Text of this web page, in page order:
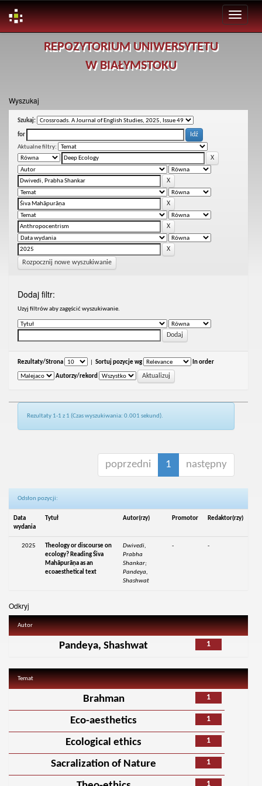
REPOZYTORIUM UNIWERSYTETU
W BIAŁYMSTOKU
Wyszukaj
Szukaj:
for
Aktualne filtry:
Rozpocznij nowe wyszukiwanie
Dodaj filtr:
Uzyj filtrów aby zagęścić wyszukiwanie.
Rezultaty/Strona Sortuj pozycje wg In order
Autorzy/rekord
Rezultaty 1-1 z 1 (Czas wyszukiwania: 0.001 sekund).
poprzedni 1 następny
Odsłon pozycji:
Data
wydania
Tytuł Autor(rzy) Promotor Redaktor(rzy)
2025
Theology or discourse on
ecology? Reading Śiva
Mahāpurāṇa as an
ecoaesthetical text
Dwivedi,
Prabha
Shankar;
Pandeya,
Shashwat
- -
Odkryj
Autor
1
Pandeya, Shashwat
Temat
1
Brahman
1
Eco-aesthetics
1
Ecological ethics
1
Sacralization of Nature
1